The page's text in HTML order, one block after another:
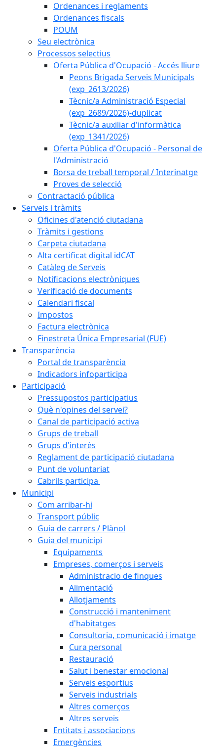
Ordenances i reglaments
Ordenances fiscals
POUM
Seu electrònica
Processos selectius
Oferta Pública d'Ocupació - Accés lliure
Peons Brigada Serveis Municipals
(exp_2613/2026)
Tècnic/a Administració Especial
(exp_2689/2026)-duplicat
Tècnic/a auxiliar d'informàtica
(exp_1341/2026)
Oferta Pública d'Ocupació - Personal de
l'Administració
Borsa de treball temporal / Interinatge
Proves de selecció
Contractació pública
Serveis i tràmits
Oficines d'atenció ciutadana
Tràmits i gestions
Carpeta ciutadana
Alta certificat digital idCAT
Catàleg de Serveis
Notificacions electròniques
Verificació de documents
Calendari fiscal
Impostos
Factura electrònica
Finestreta Única Empresarial (FUE)
Transparència
Portal de transparència
Indicadors infoparticipa
Participació
Pressupostos participatius
Què n'opines del servei?
Canal de participació activa
Grups de treball
Grups d'interès
Reglament de participació ciutadana
Punt de voluntariat
Cabrils participa
Municipi
Com arribar-hi
Transport públic
Guia de carrers / Plànol
Guia del municipi
Equipaments
Empreses, comerços i serveis
Administracio de finques
Alimentació
Allotjaments
Construcció i manteniment
d'habitatges
Consultoria, comunicació i imatge
Cura personal
Restauració
Salut i benestar emocional
Serveis esportius
Serveis industrials
Altres comerços
Altres serveis
Entitats i associacions
Emergències